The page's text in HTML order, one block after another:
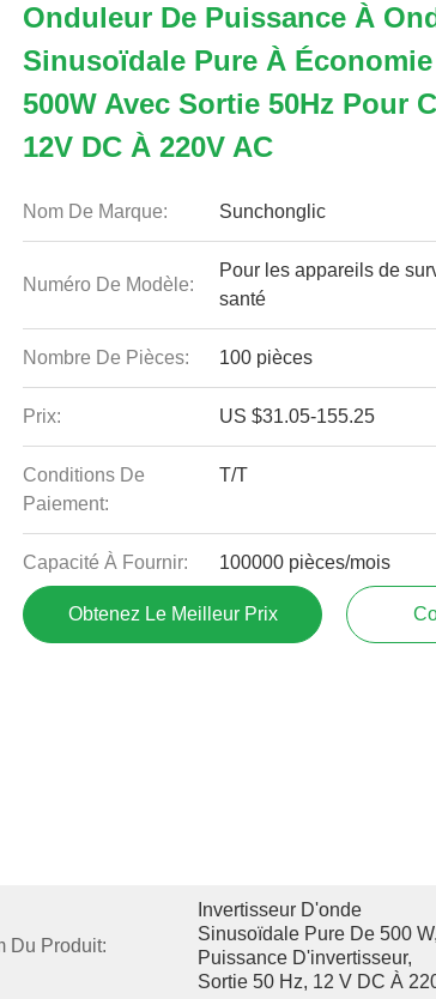
Onduleur De Puissance À
Sinusoïdale Pure À
500W Avec Sortie 50Hz Pour
12V DC À 220V AC
Nom De Marque: Sunchonglic
Numéro De Modèle:
Pour les appareils de
santé
Nombre De Pièces: 100 pièces
Prix: US $31.05-155.25
Conditions De
Paiement:
T/T
Capacité À Fournir: 100000 pièces/mois
Obtenez Le Meilleur Prix
Du Produit:
Invertisseur D'onde
Sinusoïdale Pure De 500 W,
Puissance D'invertisseur,
Sortie 50 Hz, 12 V DC À